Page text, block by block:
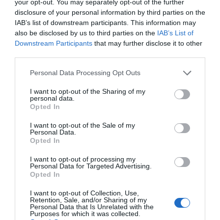
your opt-out. You may separately opt-out of the further
disclosure of your personal information by third parties on the
IAB’s list of downstream participants. This information may
also be disclosed by us to third parties on the IAB’s List of
Downstream Participants that may further disclose it to other
Personal Data Processing Opt Outs
I want to opt-out of the Sharing of my
personal data.
Opted In
I want to opt-out of the Sale of my
Personal Data.
Opted In
I want to opt-out of processing my
Personal Data for Targeted Advertising.
Opted In
I want to opt-out of Collection, Use,
Retention, Sale, and/or Sharing of my
Personal Data that Is Unrelated with the
Purposes for which it was collected.
Actuaciones hasta el 9 de julio
Los trabajos continuarán el6 de julio, con un primer